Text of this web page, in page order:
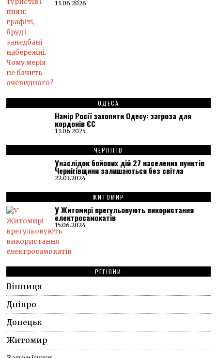
13.06.2026
ОДЕСА
Намір Росії захопити Одесу: загроза для
кордонів ЄС
13.06.2025
ЧЕРНІГІВ
Унаслідок бойових дій 27 населених пунктів
Чернігівщини залишаються без світла
22.03.2024
ЖИТОМИР
У Житомирі врегульовують використання
електросамокатів
15.06.2024
РЕГІОНИ
Вінниця
Дніпро
Донецьк
Житомир